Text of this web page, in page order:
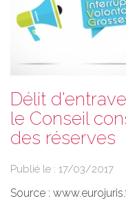
Délit
le Conseil
des réserves
Publié le : 17/03/2017
Source :